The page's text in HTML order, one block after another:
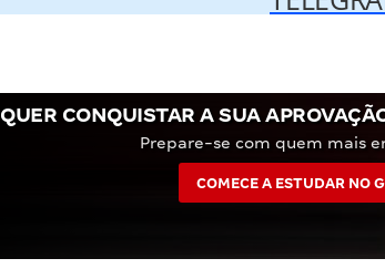
QUER CONQUISTAR A SUA
Prepare-se com quem mais
COMECE A ESTUDAR NO